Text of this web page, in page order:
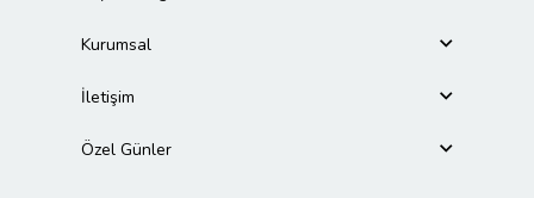
Kurumsal
İletişim
Özel Günler